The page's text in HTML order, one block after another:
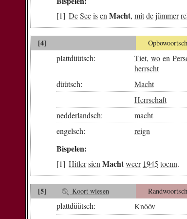
DeSeeisenMacht,mitdejümmer
[4]
plattdüütsch: Tiet, wo en
herrscht
düütsch:
Macht
Herrschaft
nedderlandsch:
macht
engelsch:
reign
Bispelen:
Hitlersien Machtweer 1945 toenn.
[5] Koort wiesen
plattdüütsch:
Knööv